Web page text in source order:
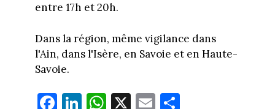
entre 17h et 20h.
Dans la région, même vigilance dans
l'Ain, dans l'Isère, en Savoie et en Haute-
Savoie.
Fa Li W X E Pa